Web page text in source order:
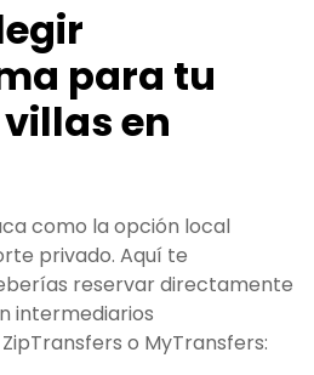
para tu
en
como la opción local
privado. Aquí te
reservar directamente
intermediarios
o MyTransfers: